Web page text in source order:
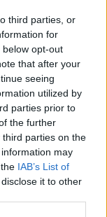
third parties, or
for
opt-out
that after your
seeing
utilized by
parties prior to
the further
parties on the
may
IAB’s List of
it to other
na ubytování
údržby (m/ž) (tř.
CNC operátor• mzda
ubytování (Jihlava,
dělník • mzda 44.700
Jihlava)